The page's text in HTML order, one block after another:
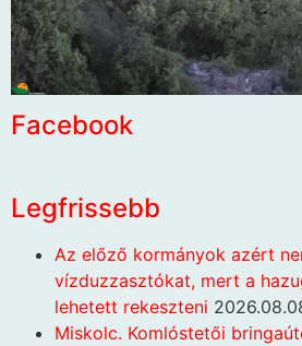
Facebook
Legfrissebb
Az előző kormányok azért
vízduzzasztókat, mert a
lehetett rekeszteni
Miskolc. Komlóstetői